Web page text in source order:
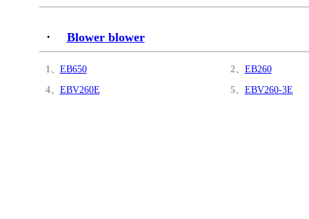
· Blower blower
1、 EB650 2、 EB260
4、 EBV260E 5、 EBV260-3E